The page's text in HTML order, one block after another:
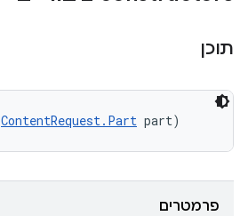
תוכן
ContentRequest.Part part)
פרמטרים